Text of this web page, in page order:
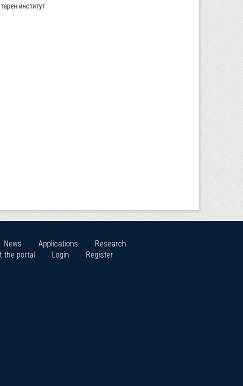
институт
News Applications
Research
the portal Login Register